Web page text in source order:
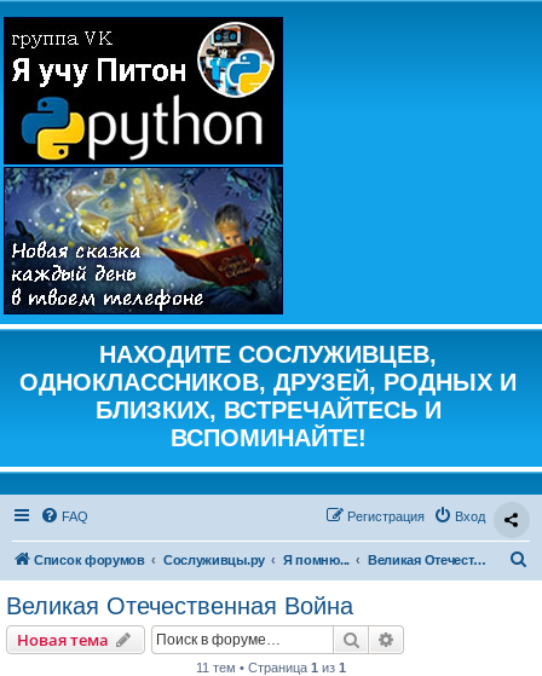
НАХОДИТЕ СОСЛУЖИВЦЕВ,
ОДНОКЛАССНИКОВ, ДРУЗЕЙ, РОДНЫХ И
БЛИЗКИХ, ВСТРЕЧАЙТЕСЬ И
ВСПОМИНАЙТЕ!
FAQ Вход
Регистрация
Список форумов Сослуживцы.ру Я помню... Великая Отечественная Война
Великая Отечественная Война
Новая тема Поиск
11 тем • Страница 1 из 1